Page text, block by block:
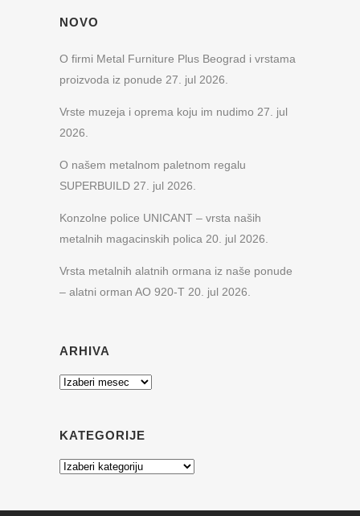
NOVO
O firmi Metal Furniture Plus Beograd i vrstama
proizvoda iz ponude 27. jul 2026.
Vrste muzeja i oprema koju im nudimo 27. jul
2026.
O našem metalnom paletnom regalu
SUPERBUILD 27. jul 2026.
Konzolne police UNICANT – vrsta naših
metalnih magacinskih polica 20. jul 2026.
Vrsta metalnih alatnih ormana iz naše ponude
– alatni orman AO 920-T 20. jul 2026.
ARHIVA
Arhiva
KATEGORIJE
Kategorije